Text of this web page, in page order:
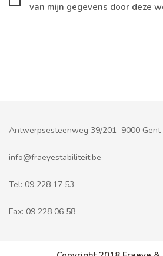
van mijn gegevens door deze
Antwerpsesteenweg 39/201 9000 Gent
info@fraeyestabiliteit.be
Tel: 09 228 17 53
Fax: 09 228 06 58